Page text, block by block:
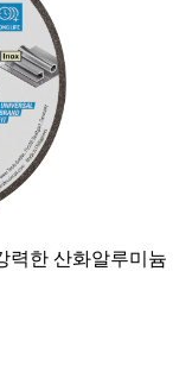
력한 산화알루미늄